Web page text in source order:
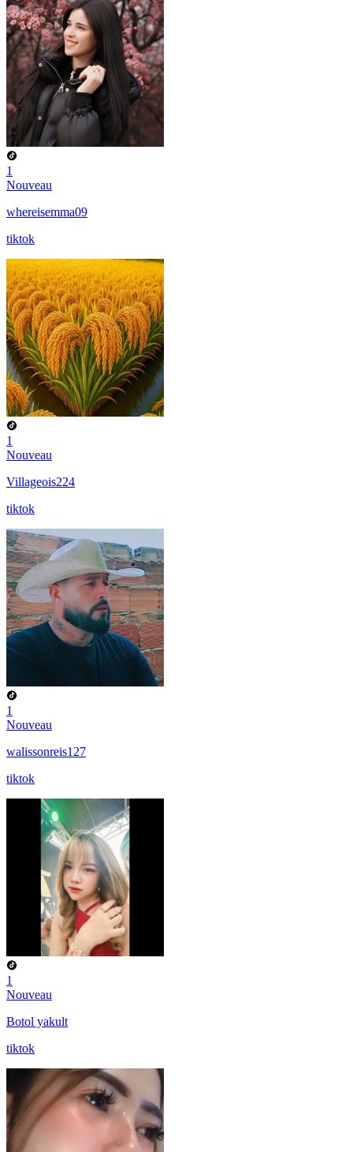
1
Nouveau
whereisemma09
tiktok
1
Nouveau
Villageois224
tiktok
1
Nouveau
walissonreis127
tiktok
1
Nouveau
Botol yakult
tiktok